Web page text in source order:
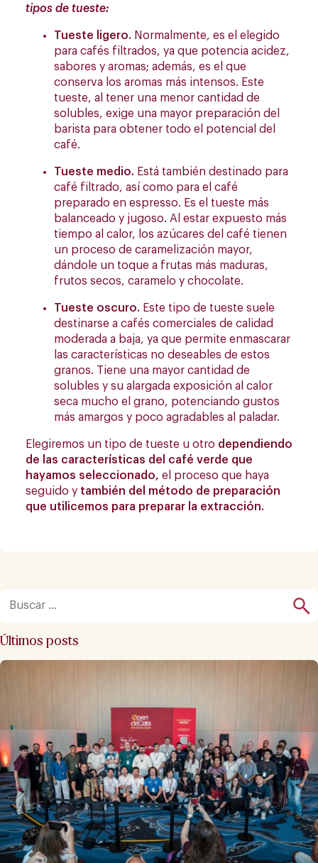
tipos de tueste:
Tueste ligero. Normalmente, es el elegido
para cafés filtrados, ya que potencia acidez,
sabores y aromas; además, es el que
conserva los aromas más intensos. Este
tueste, al tener una menor cantidad de
solubles, exige una mayor preparación del
barista para obtener todo el potencial del
café.
Tueste medio. Está también destinado para
café filtrado, así como para el café
preparado en espresso. Es el tueste más
balanceado y jugoso. Al estar expuesto más
tiempo al calor, los azúcares del café tienen
un proceso de caramelización mayor,
dándole un toque a frutas más maduras,
frutos secos, caramelo y chocolate.
Tueste oscuro. Este tipo de tueste suele
destinarse a cafés comerciales de calidad
moderada a baja, ya que permite enmascarar
las características no deseables de estos
granos. Tiene una mayor cantidad de
solubles y su alargada exposición al calor
seca mucho el grano, potenciando gustos
más amargos y poco agradables al paladar.
Elegiremos un tipo de tueste u otro dependiendo
de las características del café verde que
hayamos seleccionado, el proceso que haya
seguido y también del método de preparación
que utilicemos para preparar la extracción.
Últimos posts